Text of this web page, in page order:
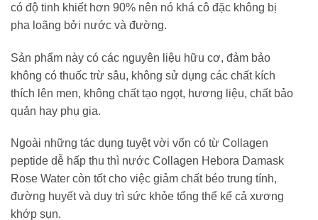
có độ tinh khiết hơn 90% nên nó khá cô đặc không bị
pha loãng bởi nước và đường.
Sản phẩm này có các nguyên liệu hữu cơ, đảm bảo
không có thuốc trừ sâu, không sử dụng các chất kích
thích lên men, không chất tạo ngọt, hương liệu, chất bảo
quản hay phụ gia.
Ngoài những tác dụng tuyệt vời vốn có từ Collagen
peptide dễ hấp thu thì nước Collagen Hebora Damask
Rose Water còn tốt cho việc giảm chất béo trung tính,
đường huyết và duy trì sức khỏe tổng thể kể cả xương
khớp sụn.